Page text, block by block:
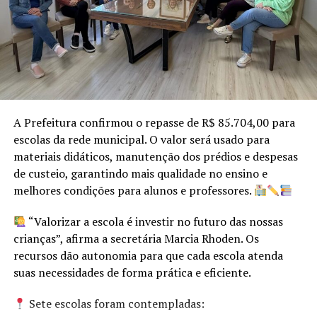
Jéssica Klering foram chamadas pelo quinteto de
jornalistas. Bruna, sempre comunicativa, parceria ter
perdido as palavras. Cauane, mais emotiva, perdera as
lágrimas e era apenas sorrisos.
Restava saber quem seria a rainha do Winterschneiss
Winter tem uma Winter como rainha. Amanda Rauber
Winter, a caçula, com 22 anos, foi a escolhida. E de
pronto agradeceu também no dialeto alemão, com um
convite e um Dankeschöne, ou melhor, em dialeto,
“Tanke xeen”.
E que venha a festa, nas três primeiras semanas de
setembro, para que Bom Princípio a todos,
carinhosamente, possa acolher!
A Prefeitura confirmou o repasse de R$ 85.704,00 para
escolas da rede municipal. O valor será usado para
materiais didáticos, manutenção dos prédios e despesas
de custeio, garantindo mais qualidade no ensino e
melhores condições para alunos e professores.
“Valorizar a escola é investir no futuro das nossas
crianças”, afirma a secretária Marcia Rhoden. Os
recursos dão autonomia para que cada escola atenda
suas necessidades de forma prática e eficiente.
Sete escolas foram contempladas: